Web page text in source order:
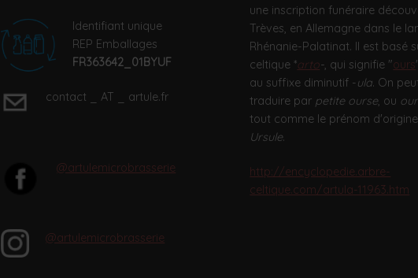
Identifiant unique
REP Emballages
FR363642_01BYUF
contact _ AT _ artule.fr
@artulemicrobrasserie
@artulemicrobrasserie
une inscription funéraire
Trèves, en Allemagne dans le
Rhénanie-Palatinat. Il est basé
celtique *arto- , qui signifie "ours
au suffixe diminutif -ula. On
traduire par petite ourse, ou
tout comme le prénom d'origine
Ursule.
http://encyclopedie.arbre-
celtique.com/artula-11963.htm